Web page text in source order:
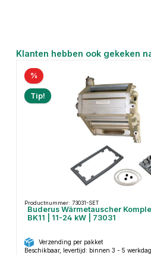
Productgalerij overslaan
Klanten hebben ook gekeken
%
Tip!
Productnummer: 73031-SET
Buderus Wärmetauscher
BK11 | 11-24 kW | 73031
Verzending per pakket
Beschikbaar, levertijd: binnen 3 - 5